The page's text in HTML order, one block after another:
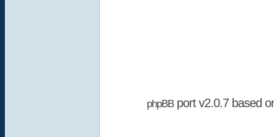
phpBBport v2.0.7 based